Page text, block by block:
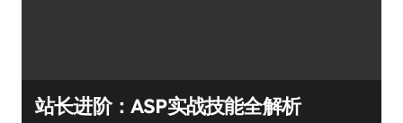
站长进阶：ASP实战技能全解析